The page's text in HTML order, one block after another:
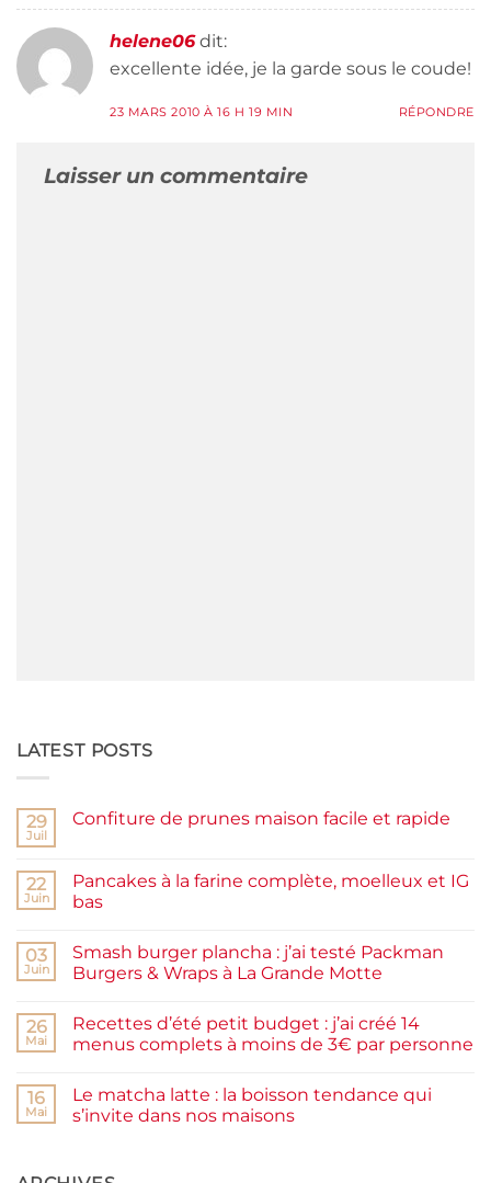
helene06 dit:
excellente idée, je la garde sous le coude!
23 MARS 2010 À 16 H 19 MIN RÉPONDRE
Laisser un commentaire
LATEST POSTS
29
Juil
Confiture de prunes maison facile et rapide
Confiture
de
prunes
et
rapide
22
Juin
Pancakes à la farine complète, moelleux et IG
bas
sur
Pancakes
à
complète,
et
03
Juin
Smash burger plancha : j’ai testé Packman
Burgers & Wraps à La Grande Motte
sur
burger
testé
Packman
Burgers &
Grande
26
Mai
Recettes d’été petit budget : j’ai créé 14
menus complets à moins de 3€ par personne
sur
Recettes
d’été
j’ai
16
Mai
Le matcha latte : la boisson tendance qui
s’invite dans nos maisons
Le